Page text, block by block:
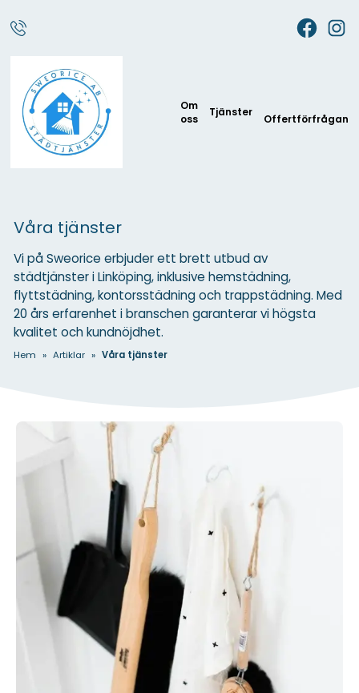
Om
oss
Tjänster
Offertförfrågan
Våra tjänster
Vi på Sweorice erbjuder ett brett utbud av
städtjänster i Linköping, inklusive hemstädning,
flyttstädning, kontorsstädning och trappstädning. Med
20 års erfarenhet i branschen garanterar vi högsta
kvalitet och kundnöjdhet.
Hem » Artiklar » Våra tjänster